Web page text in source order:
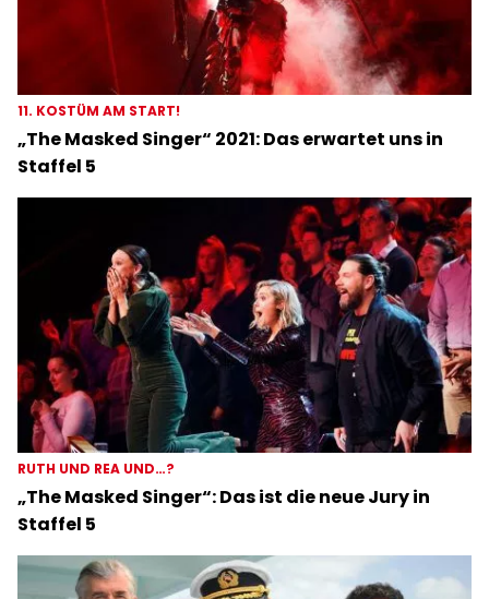
11. KOSTÜM AM START!
„The Masked Singer“ 2021: Das erwartet uns in
Staffel 5
RUTH UND REA UND…?
„The Masked Singer“: Das ist die neue Jury in
Staffel 5